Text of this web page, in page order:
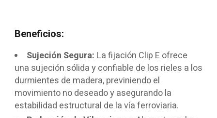
Beneficios:
Sujeción Segura: La fijación Clip E ofrece
una sujeción sólida y confiable de los rieles a los
durmientes de madera, previniendo el
movimiento no deseado y asegurando la
estabilidad estructural de la vía ferroviaria.